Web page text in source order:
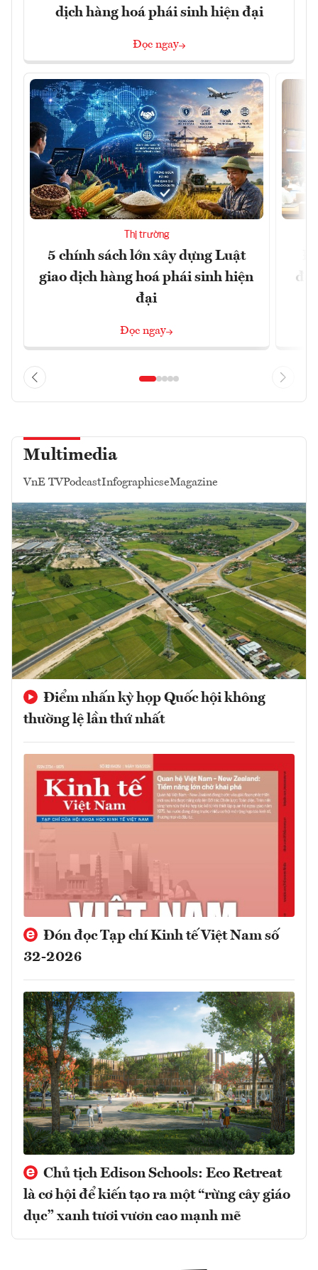
dịch hàng hoá phái sinh hiện đại
Đọc ngay
Thị trường
5 chính sách lớn xây dựng Luật
giao dịch hàng hoá phái sinh hiện
đại
Đọc ngay
Multimedia
VnE TVPodcastInfographicseMagazine
Điểm nhấn kỳ họp Quốc hội không
thường lệ lần thứ nhất
Đón đọc Tạp chí Kinh tế Việt Nam số
32-2026
Chủ tịch Edison Schools: Eco Retreat
là cơ hội để kiến tạo ra một “rừng cây giáo
dục” xanh tươi vươn cao mạnh mẽ